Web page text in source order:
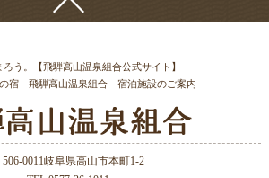
ろう。【飛騨高山温泉組合公式サイト】
宿 飛騨高山温泉組合 宿泊施設のご案内
0011岐阜県高山市本町1-2